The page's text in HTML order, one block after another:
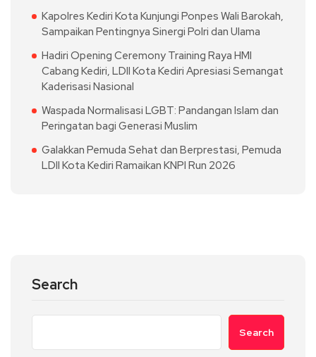
Kapolres Kediri Kota Kunjungi Ponpes Wali Barokah,
Sampaikan Pentingnya Sinergi Polri dan Ulama
Hadiri Opening Ceremony Training Raya HMI
Cabang Kediri, LDII Kota Kediri Apresiasi Semangat
Kaderisasi Nasional
Waspada Normalisasi LGBT: Pandangan Islam dan
Peringatan bagi Generasi Muslim
Galakkan Pemuda Sehat dan Berprestasi, Pemuda
LDII Kota Kediri Ramaikan KNPI Run 2026
Search
Search